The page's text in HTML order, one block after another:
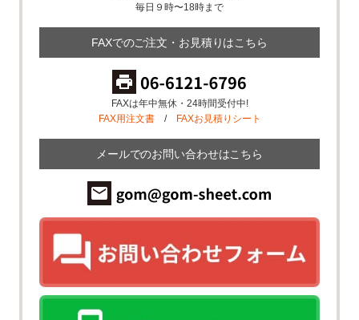
毎日９時〜18時まで
FAXでのご注文・お見積りはこちら
FAXは年中無休・24時間受付中!
FAX用注文書/ FAXお見積りシート
メールでのお問い合わせはこちら